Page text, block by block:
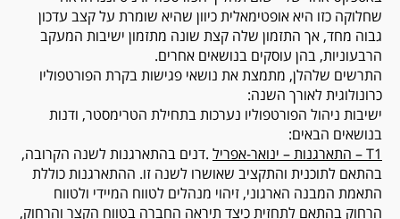
שחלוקה כזו היא אופטימאלית כיוון שהיא שומרת על קצב עדכון
גבוה מחד, אך התזמון שלה קצת שונה מתזמון ישיבות המעקב
הרבעוניות, בהן עוסקים בנושאים אחרים.
התרשים שלהלן, מתמצת את נושאי פגישות בקרת הפורטפוליו
כרונולוגית לאורך השנה:
ישיבות ניהול הפורטפוליו נערכות בתחילת הטרימסטר, ודנות
בנושאים הבאים:
T1– התארגנות – ינואר-אפריל .דנים בהתארגנות לשנה הקרובה,
בהתאם לתוכנית והתקציב שאושרו לשנה זו. ההתארגנות כוללת
התאמת המבנה הארגוני, זיהוי מנהלים לטווח המיידי ולטווח
הרחוק בהתאם לתחזית כיצד תיראה החברה בטווח הקצר והרחוק,